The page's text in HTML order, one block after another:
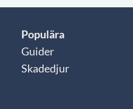
Populära
Guider
Skadedjur